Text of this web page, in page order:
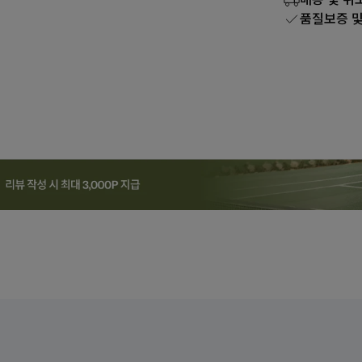
품질보증